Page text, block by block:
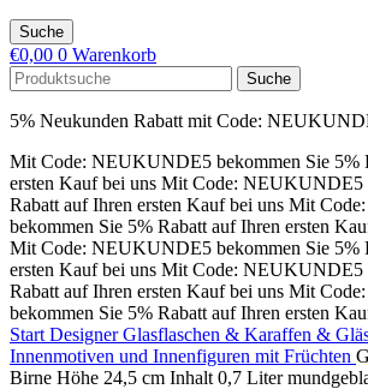
Suche
€0,00 0 Warenkorb
Suche
5% Neukunden Rabatt mit Code:
Mit Code: NEUKUNDE5 bekommen Sie 5%
ersten Kauf bei uns Mit Code: NEUKUNDE5
Rabatt auf Ihren ersten Kauf bei uns Mit
bekommen Sie 5% Rabatt auf Ihren ersten
Mit Code: NEUKUNDE5 bekommen Sie 5%
ersten Kauf bei uns Mit Code: NEUKUNDE5
Rabatt auf Ihren ersten Kauf bei uns Mit
bekommen Sie 5% Rabatt auf Ihren ersten
Start Designer Glasflaschen & Karaffen &
Innenmotiven und Innenfiguren mit Früchten
Birne Höhe 24,5 cm Inhalt 0,7 Liter